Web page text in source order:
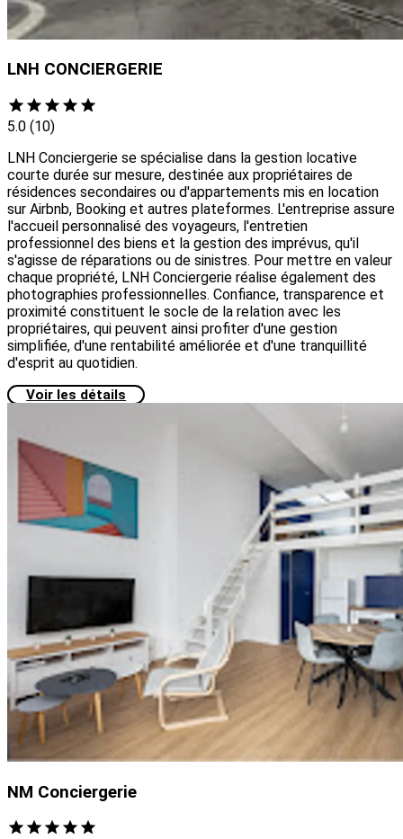
LNH CONCIERGERIE
5.0 (10)
LNH Conciergerie se spécialise dans la gestion locative
courte durée sur mesure, destinée aux propriétaires de
résidences secondaires ou d'appartements mis en location
sur Airbnb, Booking et autres plateformes. L'entreprise assure
l'accueil personnalisé des voyageurs, l'entretien
professionnel des biens et la gestion des imprévus, qu'il
s'agisse de réparations ou de sinistres. Pour mettre en valeur
chaque propriété, LNH Conciergerie réalise également des
photographies professionnelles. Confiance, transparence et
proximité constituent le socle de la relation avec les
propriétaires, qui peuvent ainsi profiter d'une gestion
simplifiée, d'une rentabilité améliorée et d'une tranquillité
d'esprit au quotidien.
Voir les détails
NM Conciergerie